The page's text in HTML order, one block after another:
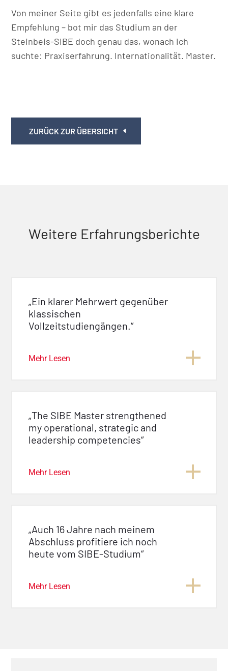
Von meiner Seite gibt es jedenfalls eine klare
Empfehlung – bot mir das Studium an der
Steinbeis-SIBE doch genau das, wonach ich
suchte: Praxiserfahrung. Internationalität. Master.
ZURÜCK ZUR ÜBERSICHT
Weitere Erfahrungsberichte
„Ein klarer Mehrwert gegenüber
klassischen
Vollzeitstudiengängen.“
Mehr Lesen
„The SIBE Master strengthened
my operational, strategic and
leadership competencies“
Mehr Lesen
„Auch 16 Jahre nach meinem
Abschluss profitiere ich noch
heute vom SIBE-Studium“
Mehr Lesen